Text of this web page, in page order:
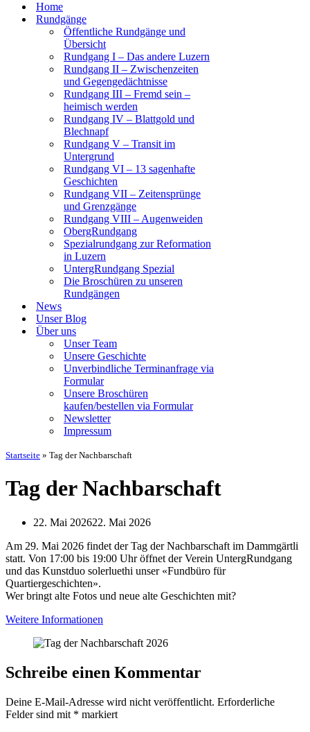
Home
Rundgänge
Öffentliche Rundgänge und
Übersicht
Rundgang I – Das andere Luzern
Rundgang II – Zwischenzeiten
und Gegengedächtnisse
Rundgang III – Fremd sein –
heimisch werden
Rundgang IV – Blattgold und
Blechnapf
Rundgang V – Transit im
Untergrund
Rundgang VI – 13 sagenhafte
Geschichten
Rundgang VII – Zeitensprünge
und Grenzgänge
Rundgang VIII – Augenweiden
ObergRundgang
Spezialrundgang zur Reformation
in Luzern
UntergRundgang Spezial
Die Broschüren zu unseren
Rundgängen
News
Unser Blog
Über uns
Unser Team
Unsere Geschichte
Unverbindliche Terminanfrage via
Formular
Unsere Broschüren
kaufen/bestellen via Formular
Newsletter
Impressum
Startseite » Tag der Nachbarschaft
Tag der Nachbarschaft
22. Mai 202622. Mai 2026
Am 29. Mai 2026 findet der Tag der Nachbarschaft im Dammgärtli
statt. Von 17:00 bis 19:00 Uhr öffnet der Verein UntergRundgang
und das Kunstduo solerluethi unser «Fundbüro für
Quartiergeschichten».
Wer bringt alte Fotos und neue alte Geschichten mit?
Weitere Informationen
Schreibe einen Kommentar
Deine E-Mail-Adresse wird nicht veröffentlicht. Erforderliche
Felder sind mit * markiert